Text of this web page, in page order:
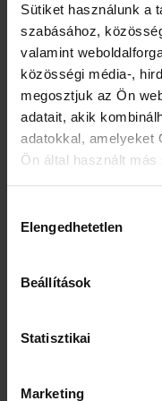
Sütiket használunk a
szabásához,
valamint
közösségi média-,
megosztjuk az Ön
adatait, akik
adatokkal, amelyeket
Ön által használt
kiválasztása
Elengedhetetlen
Beállítások
Statisztikai
Marketing
700Ft
2 db
–
COOP
MÉZES
PUSZEDLI
200G
+
Baileys eredeti ír